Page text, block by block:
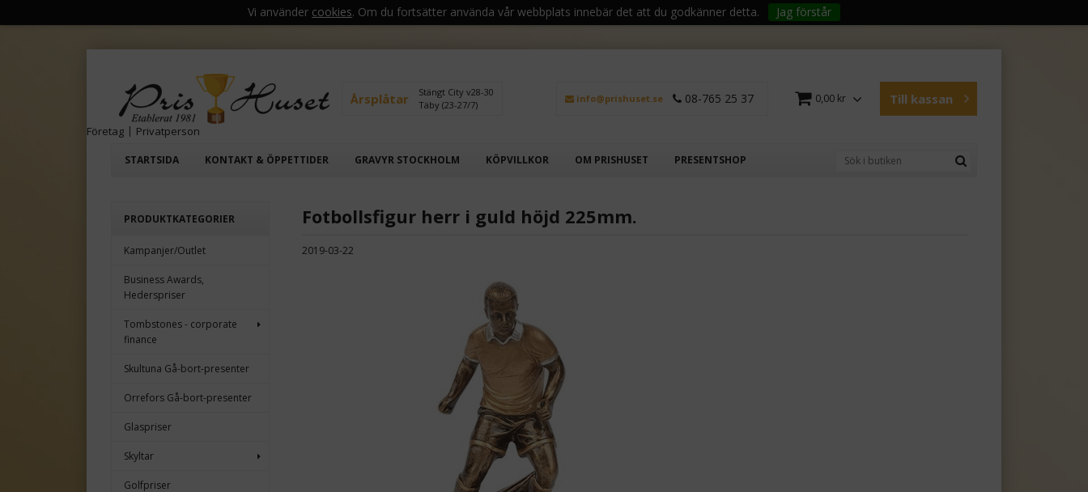
Vi använder cookies. Om du fortsätter använda vår webbplats innebär det att du godkänner detta. Jag förstår
Årsplåtar
Stängt City v28-30
Täby (23-27/7)
info@prishuset.se 08-765 25 37 0,00 kr Till kassan
STARTSIDA KONTAKT & ÖPPETTIDER GRAVYR STOCKHOLM KÖPVILLKOR OM PRISHUSET PRESENTSHOP
Företag | Privatperson
PRODUKTKATEGORIER
Kampanjer/Outlet
Business Awards,
Hederspriser
Tombstones - corporate
finance
Skultuna Gå-bort-presenter
Orrefors Gå-bort-presenter
Glaspriser
Skyltar
Golfpriser
Fotbollsfigur herr i guld höjd 225mm.
2019-03-22